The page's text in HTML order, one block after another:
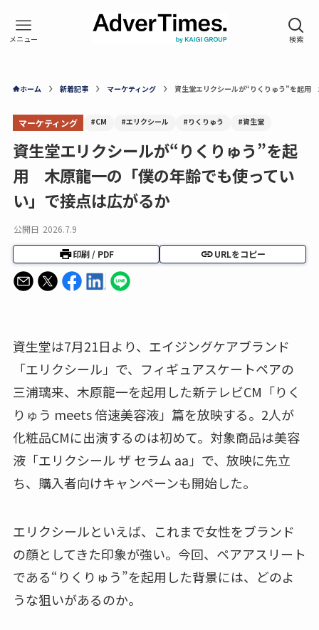
ホーム 新着記事 マーケティング 資生堂エリクシールが“りくりゅう”を起用
マーケティング #CM #エリクシール #りくりゅう #資生堂
資生堂エリクシールが“りくりゅう”を起
用 木原龍一の「僕の年齢でも使ってい
い」で接点は広がるか
公開日 2026.7.9
印刷 / PDF URLをコピー
資生堂は7月21日より、エイジングケアブランド
「エリクシール」で、フィギュアスケートペアの
三浦璃来、木原龍一を起用した新テレビCM「りく
りゅう meets 倍速美容液」篇を放映する。2人が
化粧品CMに出演するのは初めて。対象商品は美容
液「エリクシール ザ セラム aa」で、放映に先立
ち、購入者向けキャンペーンも開始した。
エリクシールといえば、これまで女性をブランド
の顔としてきた印象が強い。今回、ペアアスリート
である“りくりゅう”を起用した背景には、どのよ
うな狙いがあるのか。